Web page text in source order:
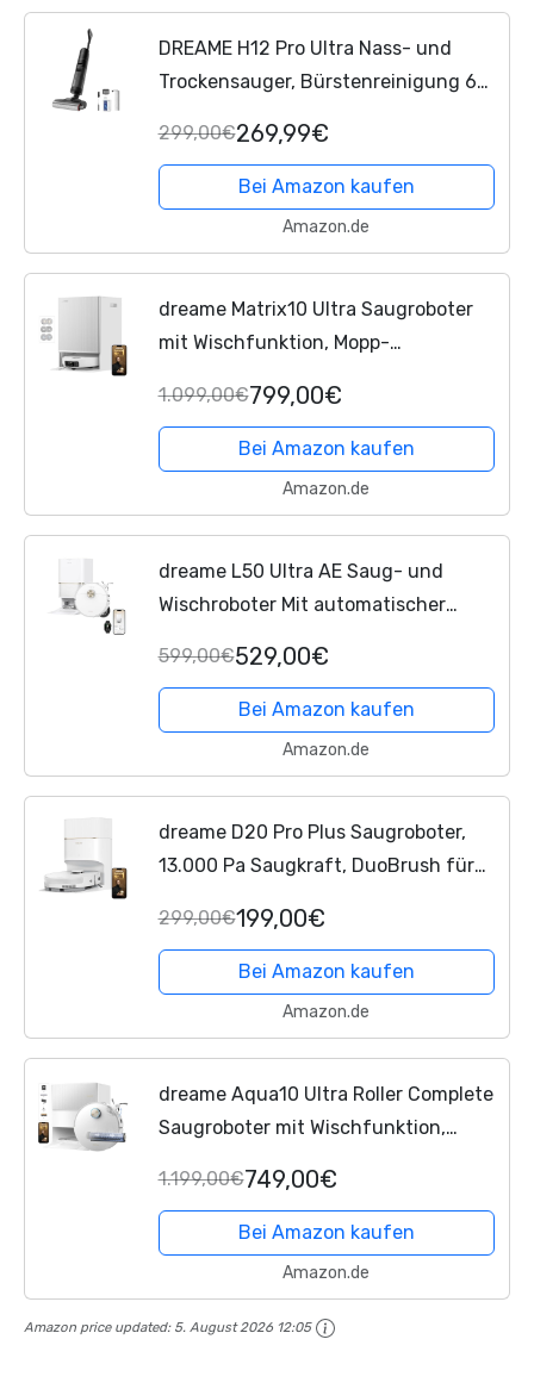
DREAME H12 Pro Ultra Nass- und
Trockensauger, Bürstenreinigung 60
Selbstreinigung mit festem Schaber,
16.000Pa Saugkraft,...
299,00€269,99€
Bei Amazon kaufen
Amazon.de
dreame Matrix10 Ultra Saugroboter
mit Wischfunktion, Mopp-
Autom. Entleerung/Nachfüllung,8
cm Hindernisfreiheit,...
1.099,00€799,00€
Bei Amazon kaufen
Amazon.de
dreame L50 Ultra AE Saug- und
Wischroboter Mit automatischer
Selbstreinigung bei 100 °C, 28.000 Pa
Saugkraft, Hindernisvermeidung...
599,00€529,00€
Bei Amazon kaufen
Amazon.de
dreame D20 Pro Plus Saugroboter,
13.000 Pa Saugkraft, DuoBrush für
Hindernisverm. m. LDS-Navigation &
Laser, saugt und...
299,00€199,00€
Bei Amazon kaufen
Amazon.de
dreame Aqua10 Ultra Roller Complete
Saugroboter mit Wischfunktion,
Hindernisfreiheit, Selbstreinigung der
Rollen, automatisches...
1.199,00€749,00€
Bei Amazon kaufen
Amazon.de
Amazon price updated: 5. August 2026 12:05